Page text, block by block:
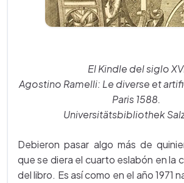
El Kindle del siglo
Agostino Ramelli: Le diverse et
Paris 1588.
Universitätsbibliothek
Debieron pasar algo más de
que se diera el cuarto eslabón en la
del libro. Es así como en el año 1971